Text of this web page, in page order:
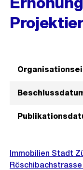
Immobilien Stadt